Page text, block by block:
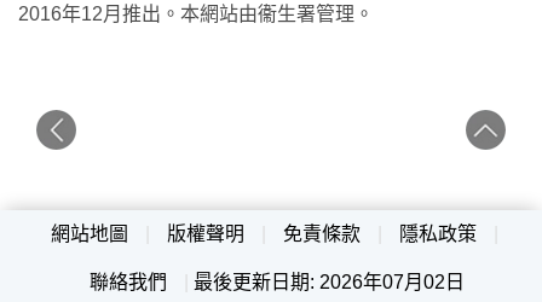
2016年12月推出。本網站由衞生署管理。
網站地圖 版權聲明 免責條款 隱私政策
聯絡我們 最後更新日期: 2026年07月02日